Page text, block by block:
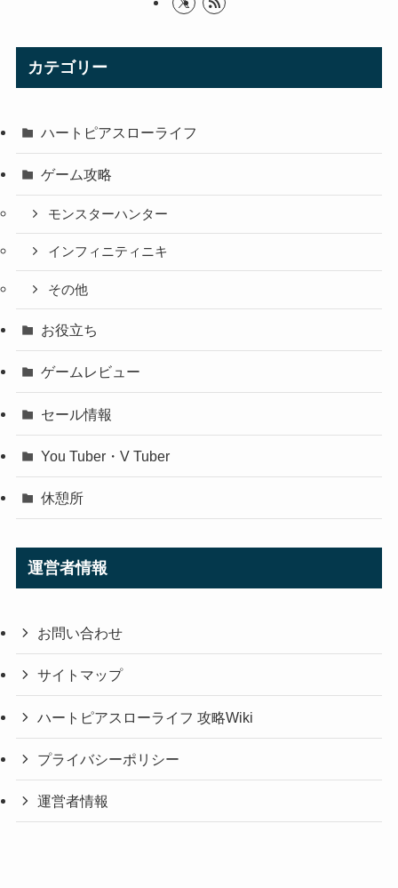
カテゴリー
ハートピアスローライフ
ゲーム攻略
モンスターハンター
インフィニティニキ
その他
お役立ち
ゲームレビュー
セール情報
You Tuber・V Tuber
休憩所
運営者情報
お問い合わせ
サイトマップ
ハートピアスローライフ 攻略Wiki
プライバシーポリシー
運営者情報